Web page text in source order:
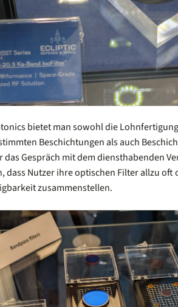
bietet man sowohl die
Beschichtungen als auch
das Gespräch mit dem diensthabenden
dass Nutzer ihre optischen Filter allzu oft
zusammenstellen.